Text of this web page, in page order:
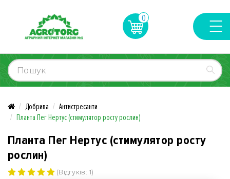
0
Добрива
Антистресанти
Планта Пег Нертус (стимулятор росту рослин)
Планта Пег Нертус (стимулятор росту
рослин)
(Відгуків: 1)